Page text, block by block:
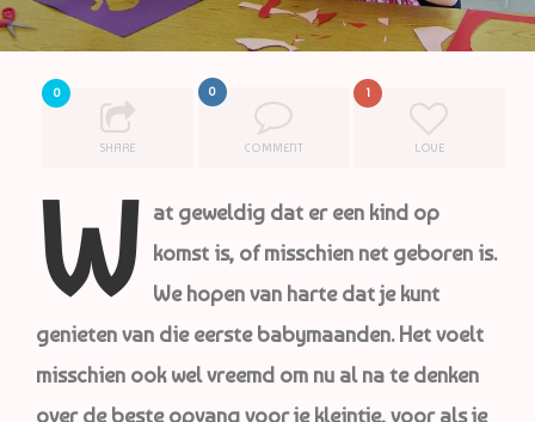
0
SHARE
0
COMMENT
1
LOVE
W at geweldig dat er een kind op
komst is, of misschien net geboren is.
We hopen van harte dat jekunt
genieten van die eerste babymaanden. Het voelt
misschien ook wel vreemd om nu al na tedenken
over de beste opvang voor je kleintje, voor als je